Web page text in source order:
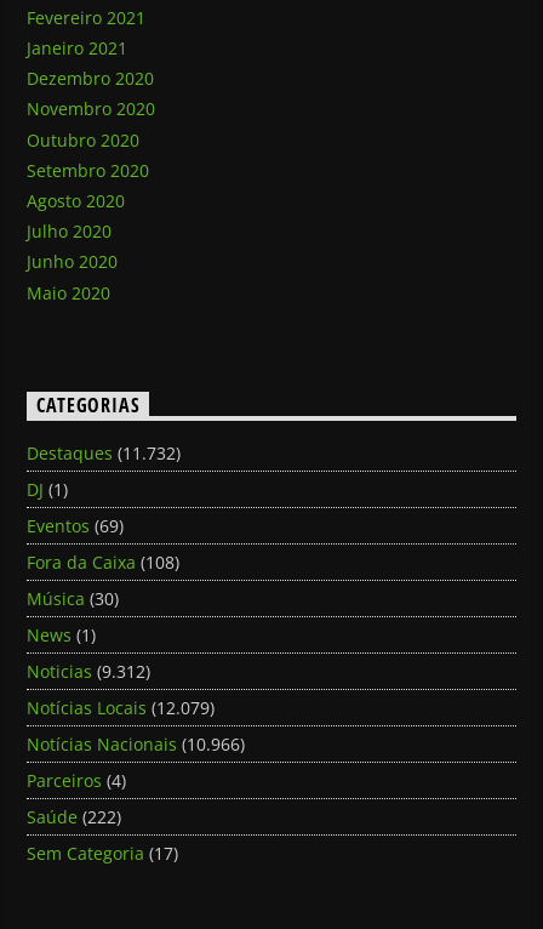
Fevereiro 2021
Janeiro 2021
Dezembro 2020
Novembro 2020
Outubro 2020
Setembro 2020
Agosto 2020
Julho 2020
Junho 2020
Maio 2020
CATEGORIAS
Destaques (11.732)
DJ (1)
Eventos (69)
Fora da Caixa (108)
Música (30)
News (1)
Noticias (9.312)
Notícias Locais (12.079)
Notícias Nacionais (10.966)
Parceiros (4)
Saúde (222)
Sem Categoria (17)